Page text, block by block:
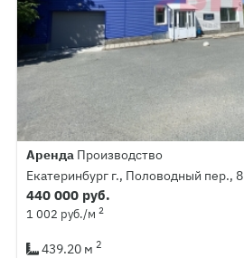
Аренда Производство
Екатеринбург г., Половодный пер., 8
440 000 руб.
1 002 руб./м 2
439.20 м 2